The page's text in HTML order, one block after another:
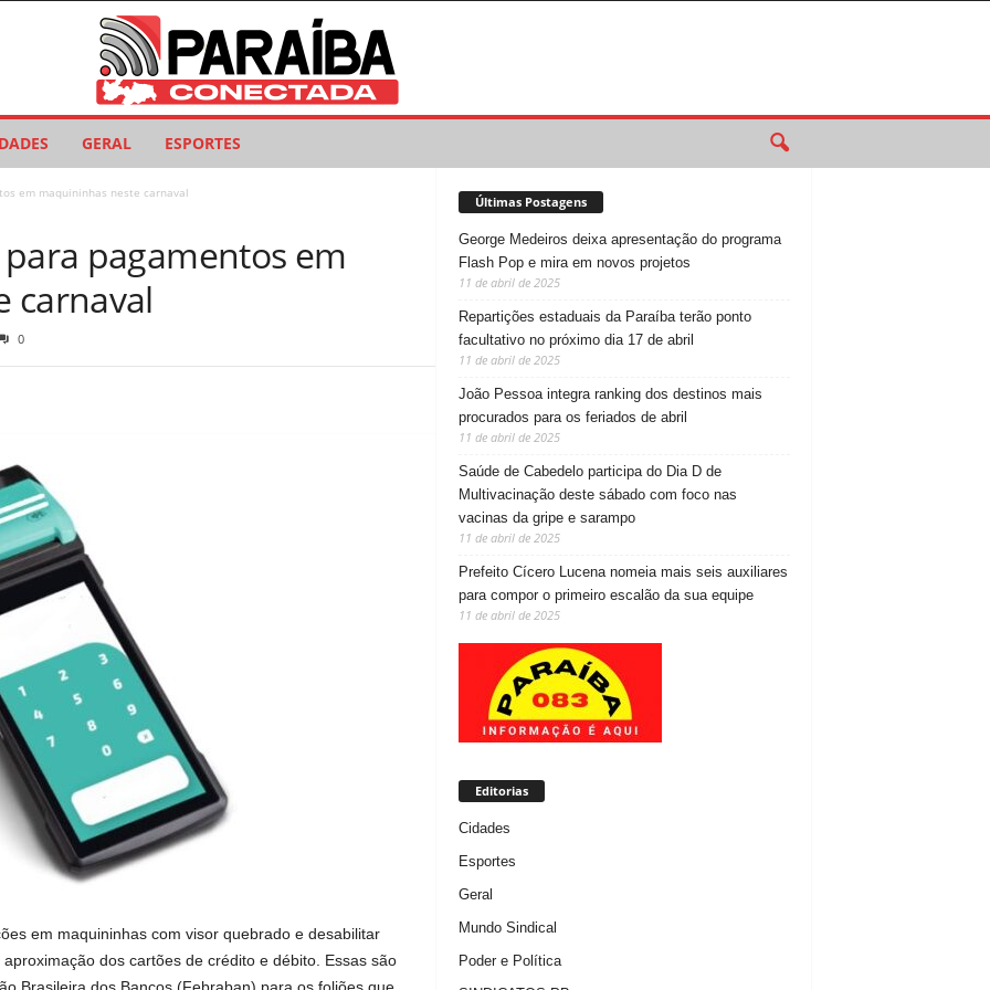
GERAL ESPORTES
em maquininhas neste carnaval
pagamentos em
carnaval
0
em maquininhas com visor quebrado e desabilitar
dos cartões de crédito e débito. Essas são
Últimas Postagens
George Medeiros deixa apresentação do programa
Flash Pop e mira em novos projetos
11 de abril de 2025
Repartições estaduais da Paraíba terão ponto
facultativo no próximo dia 17 de abril
11 de abril de 2025
João Pessoa integra ranking dos destinos mais
procurados para os feriados de abril
11 de abril de 2025
Saúde de Cabedelo participa do Dia D de
Multivacinação deste sábado com foco nas
vacinas da gripe e sarampo
11 de abril de 2025
Prefeito Cícero Lucena nomeia mais seis auxiliares
para compor o primeiro escalão da sua equipe
11 de abril de 2025
Editorias
Cidades
Esportes
Geral
Mundo Sindical
Poder e Política